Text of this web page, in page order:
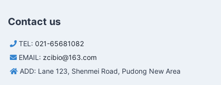
Contact us
TEL: 021-65681082
EMAIL: zcibio@163.com
ADD: Lane 123, Shenmei Road, Pudong New Area